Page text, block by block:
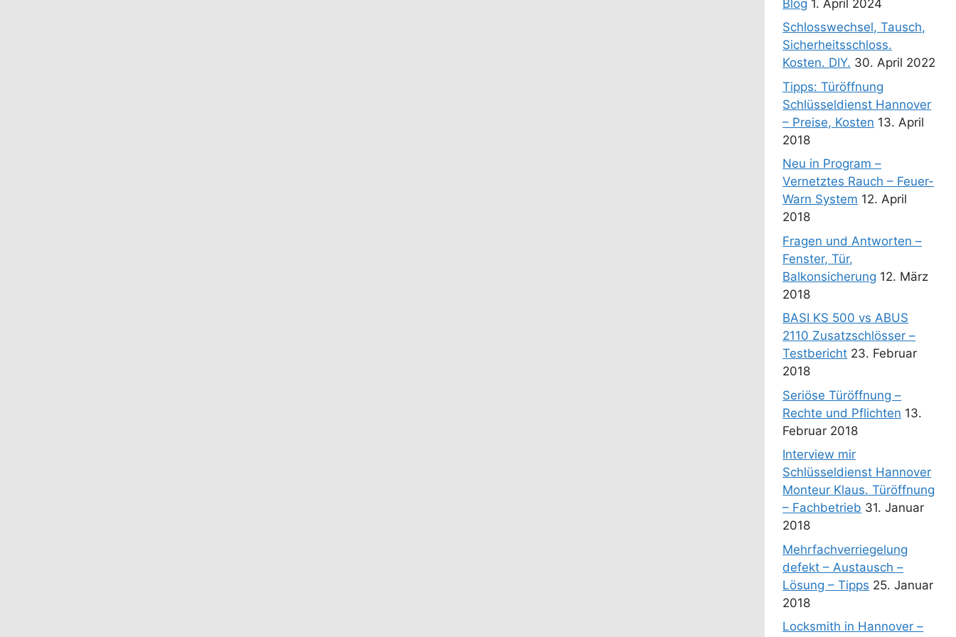
Blog 1. April 2024
Schlosswechsel, Tausch,
Sicherheitsschloss.
Kosten. DIY. 30. April 2022
Tipps: Türöffnung
Schlüsseldienst Hannover
– Preise, Kosten 13. April
2018
Neu in Program –
Vernetztes Rauch – Feuer-
Warn System 12. April
2018
Fragen und Antworten –
Fenster, Tür,
Balkonsicherung 12. März
2018
BASI KS 500 vs ABUS
2110 Zusatzschlösser –
Testbericht 23. Februar
2018
Seriöse Türöffnung –
Rechte und Pflichten 13.
Februar 2018
Interview mir
Schlüsseldienst Hannover
Monteur Klaus. Türöffnung
– Fachbetrieb 31. Januar
2018
Mehrfachverriegelung
defekt – Austausch –
Lösung – Tipps 25. Januar
2018
Locksmith in Hannover –